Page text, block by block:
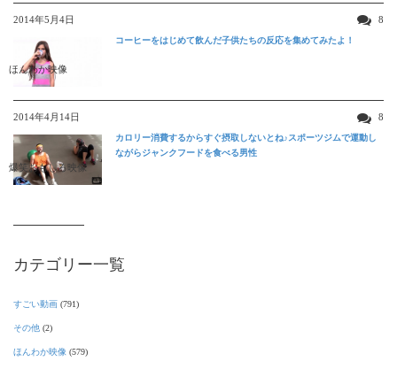
2014年5月4日 8
ほんわか映像
コーヒーをはじめて飲んだ子供たちの反応を集めてみたよ！
2014年4月14日 8
爆笑おもしろ映像
カロリー消費するからすぐ摂取しないとね♪スポーツジムで運動し
ながらジャンクフードを食べる男性
カテゴリー一覧
すごい動画 (791)
その他 (2)
ほんわか映像 (579)